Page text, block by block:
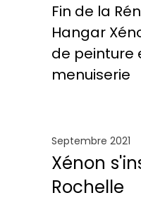
Fin de la
Hangar
de peinture
menuiserie
Septembre 2021
Xénon
Rochelle